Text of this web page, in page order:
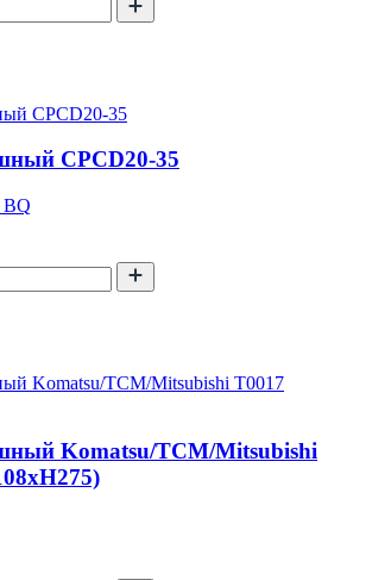
CPCD20-35
BQ
Komatsu/TCM/Mitsubishi